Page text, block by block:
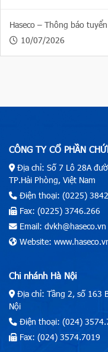
Haseco – Thông báo
10/07/2026
CÔNG TY CỔ PHẦN
Địa chỉ: Số 7 Lô 28A
TP.Hải Phòng, Việt Nam
Điện thoại: (0225)
Fax: (0225) 3746.266
Email: dvkh@haseco.vn
Website:
Chi nhánh Hà Nội
Địa chỉ: Tầng 2, số 163
Nội
Điện thoại: (024)
Fax: (024) 3574.7019